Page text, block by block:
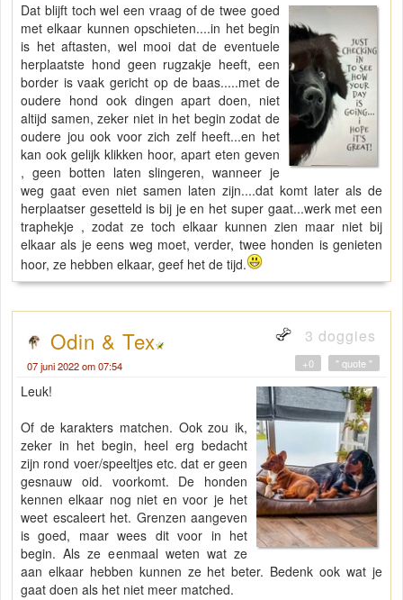
Dat blijft toch wel een vraag of de twee goed
met elkaar kunnen opschieten....in het begin
is het aftasten, wel mooi dat de eventuele
herplaatste hond geen rugzakje heeft, een
border is vaak gericht op de baas.....met de
oudere hond ook dingen apart doen, niet
altijd samen, zeker niet in het begin zodat de
oudere jou ook voor zich zelf heeft...en het
kan ook gelijk klikken hoor, apart eten geven
, geen botten laten slingeren, wanneer je
weg gaat even niet samen laten zijn....dat komt later als de
herplaatser gesetteld is bij je en het super gaat...werk met een
traphekje , zodat ze toch elkaar kunnen zien maar niet bij
elkaar als je eens weg moet, verder, twee honden is genieten
hoor, ze hebben elkaar, geef het de tijd.
Odin & Tex 3 doggies
07 juni 2022 om 07:54 " quote "
+0
Leuk!
Of de karakters matchen. Ook zou ik,
zeker in het begin, heel erg bedacht
zijn rond voer/speeltjes etc. dat er geen
gesnauw oid. voorkomt. De honden
kennen elkaar nog niet en voor je het
weet escaleert het. Grenzen aangeven
is goed, maar wees dit voor in het
begin. Als ze eenmaal weten wat ze
aan elkaar hebben kunnen ze het beter. Bedenk ook wat je
gaat doen als het niet meer matched.